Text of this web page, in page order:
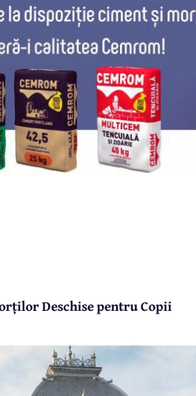
Deschise pentru Copii